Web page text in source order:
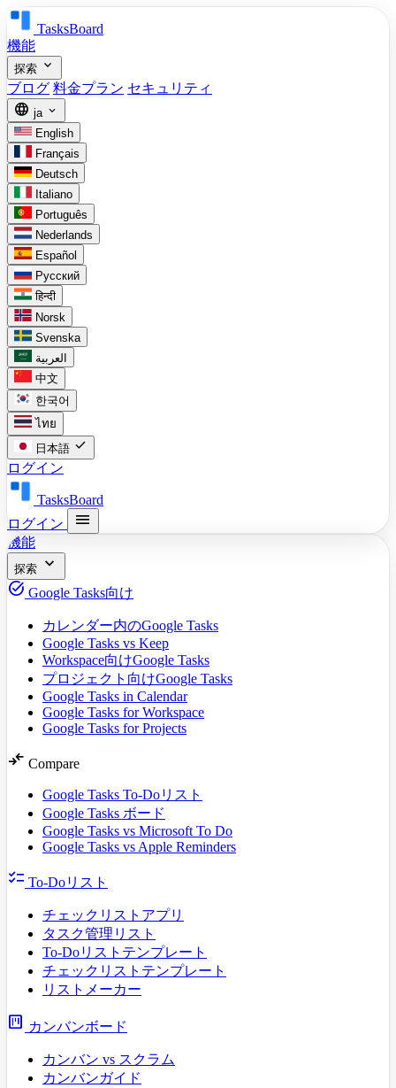
TasksBoard
機能
探索 expand_more
ブログ 料金プラン セキュリティ
language ja expand_more
English
Français
Deutsch
Italiano
Português
Nederlands
Español
Русский
हिन्दी
Norsk
Svenska
العربية
中文
한국어
ไทย
日本語 check
ログイン
TasksBoard
ログイン
menu
機能
探索 expand_more
task_alt Google Tasks向け
カレンダー内のGoogle Tasks
Google Tasks vs Keep
Workspace向けGoogle Tasks
プロジェクト向けGoogle Tasks
Google Tasks in Calendar
Google Tasks for Workspace
Google Tasks for Projects
compare_arrows Compare
Google Tasks To-Doリスト
Google Tasks ボード
Google Tasks vs Microsoft To Do
Google Tasks vs Apple Reminders
checklist To-Doリスト
チェックリストアプリ
タスク管理リスト
To-Doリストテンプレート
チェックリストテンプレート
リストメーカー
view_kanban カンバンボード
カンバン vs スクラム
カンバンガイド